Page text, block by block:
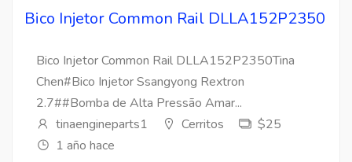
Bico Injetor Common Rail DLLA152P2350
Bico Injetor Common Rail DLLA152P2350Tina
Chen#Bico Injetor Ssangyong Rextron
2.7##Bomba de Alta Pressão Amar...
tinaengineparts1
Cerritos
$25
1 año hace